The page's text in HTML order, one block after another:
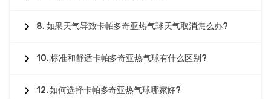
8. 如果天气导致卡帕多奇亚热气球天气取消怎么办?
10. 标准和舒适卡帕多奇亚热气球有什么区别?
12. 如何选择卡帕多奇亚热气球哪家好?